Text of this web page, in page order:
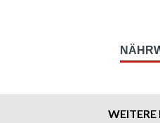
WEITERE